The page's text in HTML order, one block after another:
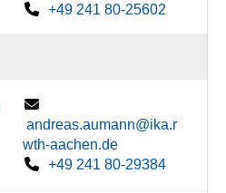
+49 241 80-25602
andreas.aumann@ika.r
wth-aachen.de
+49 241 80-29384